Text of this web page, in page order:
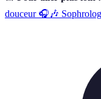
douceur 🎧🎶